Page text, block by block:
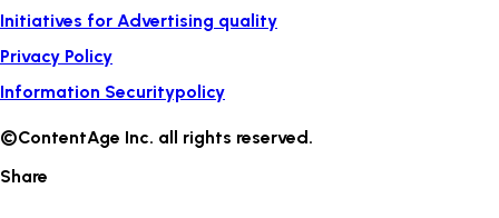
Initiatives for Advertising quality
Privacy Policy
Information Securitypolicy
©ContentAge Inc. all rights reserved.
Share